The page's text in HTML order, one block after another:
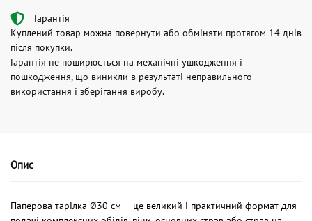
Гарантія
Куплений товар можна повернути або обміняти протягом 14 днів
після покупки.
Гарантія не поширюється на механічні ушкодження і
пошкодження, що виникли в результаті неправильного
використання і зберігання виробу.
Опис
Паперова тарілка Ø30 см — це великий і практичний формат для